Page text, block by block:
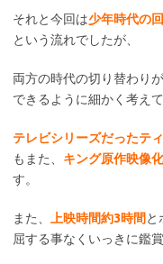
それと今回は少年時代の
という流れでしたが、
両方の時代の切り替わり
できるように細かく考え
テレビシリーズだったテ
もまた、 キング原作映像
す。
また、 上映時間約3時間 と
屈する事なくいっきに鑑